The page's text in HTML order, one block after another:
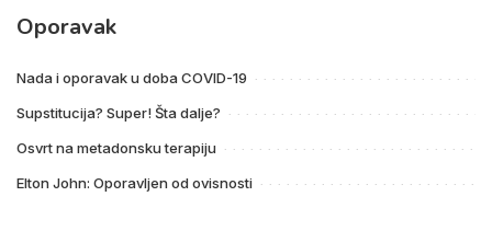
Oporavak
Nada i oporavak u doba COVID-19
Supstitucija? Super! Šta dalje?
Osvrt na metadonsku terapiju
Elton John: Oporavljen od ovisnosti